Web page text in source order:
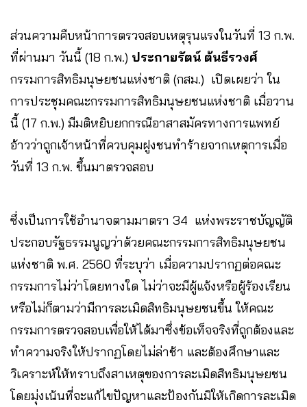
ส่วนความคืบหน้าการตรวจสอบเหตุรุนแรงในวันที่ 13 ก.พ.
ที่ผ่านมา วันนี้ (18 ก.พ.) ประกายรัตน์ ต้นธีรวงศ์
กรรมการสิทธิมนุษยชนแห่งชาติ (กสม.) เปิดเผยว่า ใน
การประชุมคณะกรรมการสิทธิมนุษยชนแห่งชาติ เมื่อวาน
นี้ (17 ก.พ.) มีมติหยิบยกกรณีอาสาสมัครทางการแพทย์
อ้าวว่าถูกเจ้าหน้าที่ควบคุมฝูงชนทำร้ายจากเหตุการเมื่อ
วันที่ 13 ก.พ. ขึ้นมาตรวจสอบ
ซึ่งเป็นการใช้อำนาจตามมาตรา 34 แห่งพระราชบัญญัติ
ประกอบรัฐธรรมนูญว่าด้วยคณะกรรมการสิทธิมนุษยชน
แห่งชาติ พ.ศ. 2560 ที่ระบุว่า เมื่อความปรากฏต่อคณะ
กรรมการไม่ว่าโดยทางใด ไม่ว่าจะมีผู้แจ้งหรือผู้ร้องเรียน
หรือไม่ก็ตามว่ามีการละเมิดสิทธิมนุษยชนขึ้น ให้คณะ
กรรมการตรวจสอบเพื่อให้ได้มาซึ่งข้อเท็จจริงที่ถูกต้องและ
ทำความจริงให้ปรากฏโดยไม่ล่าช้า และต้องศึกษาและ
วิเคราะห์ให้ทราบถึงสาเหตุของการละเมิดสิทธิมนุษยชน
โดยมุ่งเน้นที่จะแก้ไขปัญหาและป้องกันมิให้เกิดการละเมิด